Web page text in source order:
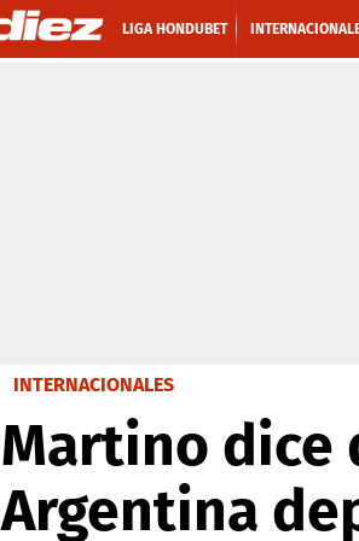
LIGA HONDUBET
INTERNACIONALES
Martino dice
Argentina